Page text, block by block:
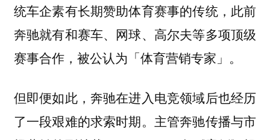
统车企素有长期赞助体育赛事的传统，此前
奔驰就有和赛车、网球、高尔夫等多项顶级
赛事合作，被公认为「体育营销专家」。
但即便如此，奔驰在进入电竞领域后也经历
了一段艰难的求索时期。主管奔驰传播与市